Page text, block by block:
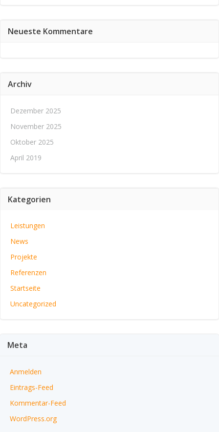
Neueste Kommentare
Archiv
Dezember 2025
November 2025
Oktober 2025
April 2019
Kategorien
Leistungen
News
Projekte
Referenzen
Startseite
Uncategorized
Meta
Anmelden
Eintrags-Feed
Kommentar-Feed
WordPress.org